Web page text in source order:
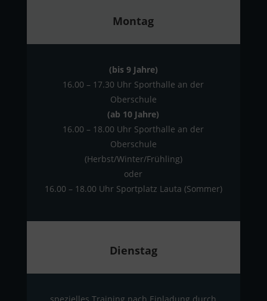
Montag
(bis 9 Jahre)
16.00 – 17.30 Uhr Sporthalle an der
Oberschule
(ab 10 Jahre)
16.00 – 18.00 Uhr Sporthalle an der
Oberschule
(Herbst/Winter/Frühling)
oder
16.00 – 18.00 Uhr Sportplatz Lauta (Sommer)
Dienstag